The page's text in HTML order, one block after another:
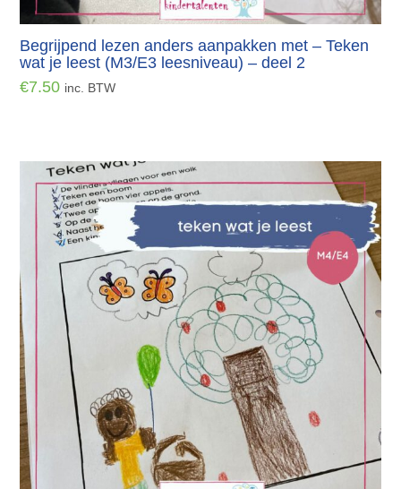
Begrijpend lezen anders aanpakken met – Teken
wat je leest (M3/E3 leesniveau) – deel 2
€7.50 inc. BTW